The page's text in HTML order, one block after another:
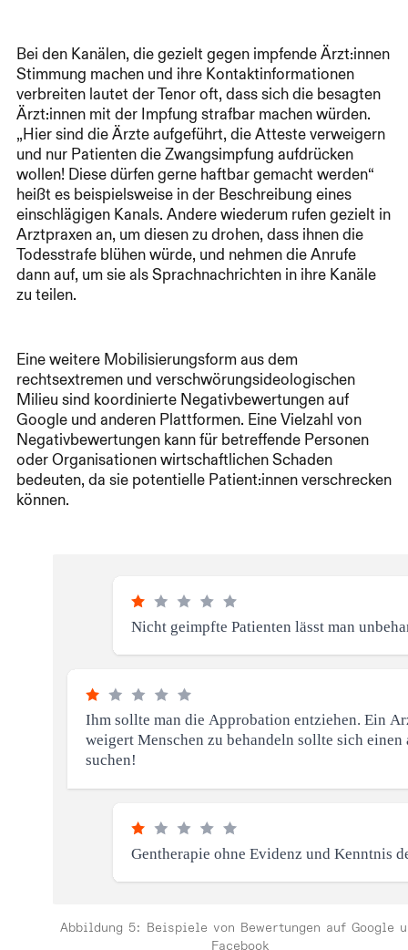
Bei den Kanälen, die gezielt gegen impfende Ärzt:innen
Stimmung machen und ihre Kontaktinformationen
verbreiten lautet der Tenor oft, dass sich die besagten
Ärzt:innen mit der Impfung strafbar machen würden.
„Hier sind die Ärzte aufgeführt, die Atteste verweigern
und nur Patienten die Zwangsimpfung aufdrücken
wollen! Diese dürfen gerne haftbar gemacht werden“
heißt es beispielsweise in der Beschreibung eines
einschlägigen Kanals. Andere wiederum rufen gezielt in
Arztpraxen an, um diesen zu drohen, dass ihnen die
Todesstrafe blühen würde, und nehmen die Anrufe
dann auf, um sie als Sprachnachrichten in ihre Kanäle
zu teilen.
Eine weitere Mobilisierungsform aus dem
rechtsextremen und verschwörungsideologischen
Milieu sind koordinierte Negativbewertungen auf
Google und anderen Plattformen. Eine Vielzahl von
Negativbewertungen kann für betreffende Personen
oder Organisationen wirtschaftlichen Schaden
bedeuten, da sie potentielle Patient:innen verschrecken
können.
Abbildung 5: Beispiele von Bewertungen auf Google
Facebook